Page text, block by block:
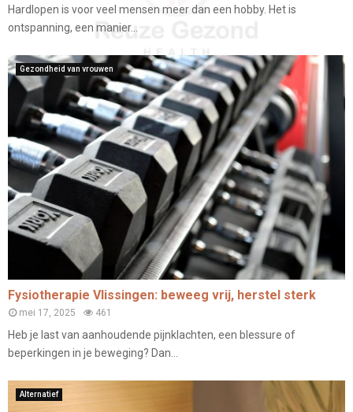
Hardlopen is voor veel mensen meer dan een hobby. Het is
ontspanning, een manier...
Gezondheid van vrouwen
Fysiotherapie Vlissingen: beweeg vrij, herstel sterk
mei 17, 2025 461
Heb je last van aanhoudende pijnklachten, een blessure of
beperkingen in je beweging? Dan...
Alternatief